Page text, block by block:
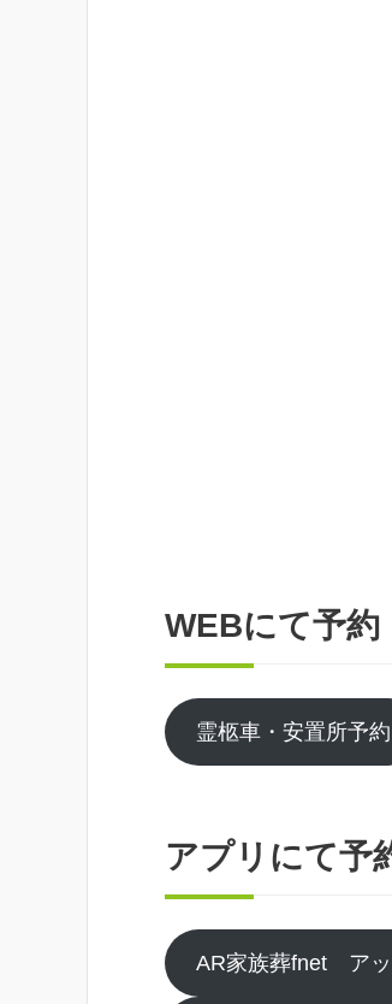
WEBにて予約
霊柩車・安置所予約
アプリにて予
AR家族葬fnet アッ